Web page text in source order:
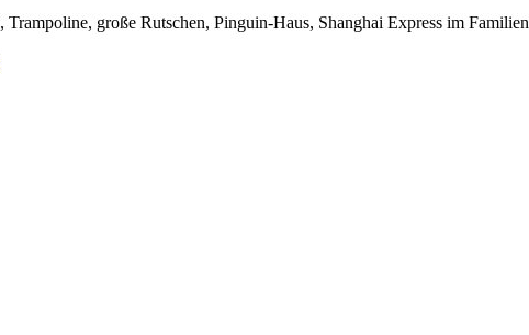
große Rutschen, Pinguin-Haus, Shanghai Express im